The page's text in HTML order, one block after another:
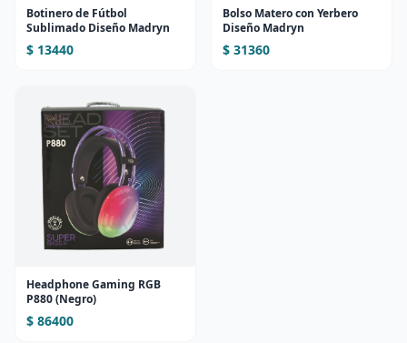
Botinero de Fútbol
Sublimado Diseño Madryn
$ 13440
Bolso Matero con Yerbero
Diseño Madryn
$ 31360
Headphone Gaming RGB
P880 (Negro)
$ 86400